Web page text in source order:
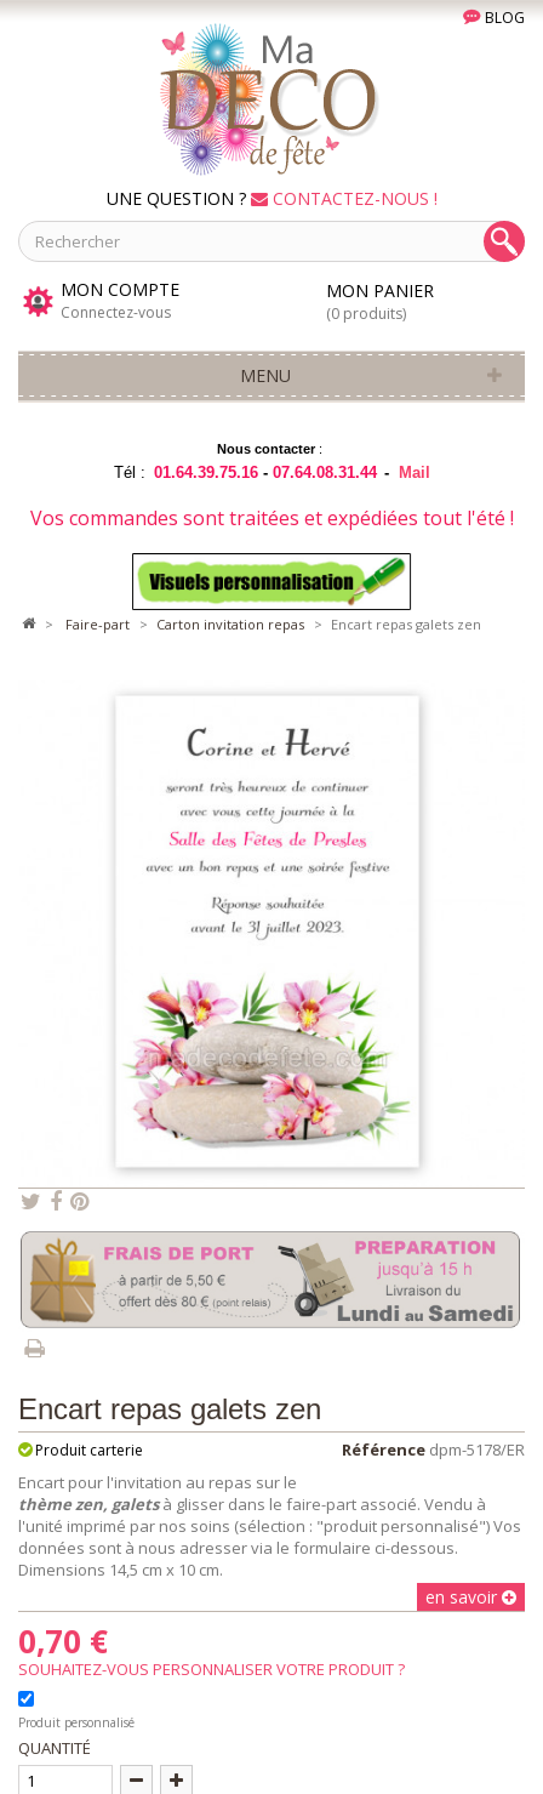
BLOG
UNE QUESTION ? CONTACTEZ-NOUS !
MON COMPTE
Connectez-vous
MON PANIER
(0 produits)
MENU
Nous contacter:
Tél : 01.64.39.75.16 -07.64.08.31.44 - Mail
Vos commandes sont traitées et expédiées tout l'été !
> faire-part > carton invitation repas > Encart repas galets zen
Encart repas galets zen
Référence dpm-5178/ER
Produit carterie
Encart pour l'invitation au repas sur le
thème zen, galetsà glisser dans le faire-part associé. Vendu à
l'unité imprimé par nos soins (sélection : "produit personnalisé") Vos
données sont à nous adresser via le formulaire ci-dessous.
Dimensions 14,5 cm x 10 cm.
en savoir
0,70 €
Produit personnalisé
QUANTITÉ